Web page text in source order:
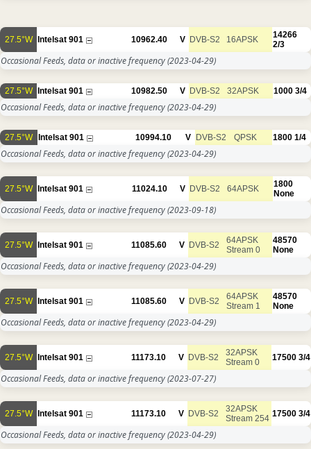
27.5°W Intelsat 901 10962.40 V DVB-S2 16APSK
14266
2/3
Occasional Feeds, data or inactive frequency(2023-04-29)
27.5°W Intelsat 901 10982.50 V DVB-S2 32APSK 1000 3/4
Occasional Feeds, data or inactive frequency(2023-04-29)
27.5°W Intelsat 901 10994.10 V DVB-S2 QPSK 1800 1/4
Occasional Feeds, data or inactive frequency(2023-04-29)
27.5°W Intelsat 901 11024.10 V DVB-S2 64APSK
1800
None
Occasional Feeds, data or inactive frequency(2023-09-18)
27.5°W Intelsat 901 11085.60 V DVB-S2
64APSK
Stream 0
48570
None
Occasional Feeds, data or inactive frequency(2023-04-29)
27.5°W Intelsat 901 11085.60 V DVB-S2
64APSK
Stream 1
48570
None
Occasional Feeds, data or inactive frequency(2023-04-29)
27.5°W Intelsat 901 11173.10 V DVB-S2
32APSK
Stream 0
17500 3/4
Occasional Feeds, data or inactive frequency(2023-07-27)
27.5°W Intelsat 901 11173.10 V DVB-S2
32APSK
Stream 254 17500 3/4
Occasional Feeds, data or inactive frequency(2023-04-29)